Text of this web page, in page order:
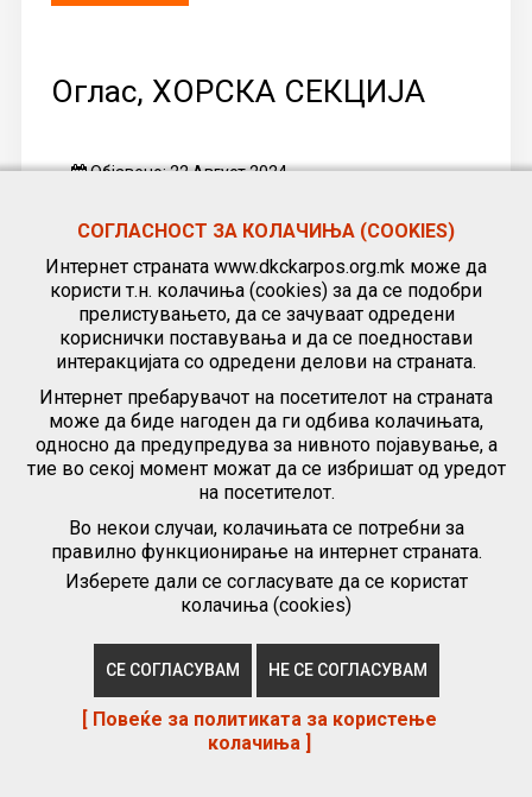
Оглас, ХОРСКА СЕКЦИЈА
Објавено: 22 Август 2024
ЈУ Детски културен центар - „Карпош“ има
потреба за хонорарно ангажирање лице за
одржување часови за изучување детско хорско
пеење.
ПОВЕЌЕ...
СОГЛАСНОСТ ЗА КОЛАЧИЊА (COOKIES)
Интернет страната www.dkckarpos.org.mk може да
користи т.н. колачиња (cookies) за да се подобри
прелистувањето, да се зачуваат одредени
кориснички поставувања и да се поедностави
интеракцијата со одредени делови на страната.
Интернет пребарувачот на посетителот на страната
може да биде нагоден да ги одбива колачињата,
односно да предупредува за нивното појавување, а
тие во секој момент можат да се избришат од уредот
на посетителот.
Во некои случаи, колачињата се потребни за
правилно функционирање на интернет страната.
Изберете дали се согласувате да се користат
колачиња (cookies)
СЕ СОГЛАСУВАМ НЕ СЕ СОГЛАСУВАМ
[ Повеќе за политиката за користење
колачиња ]